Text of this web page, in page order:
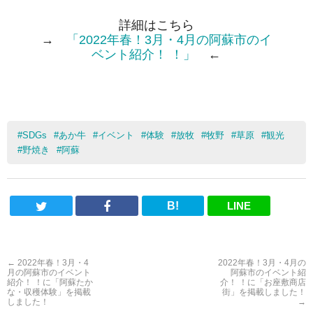
詳細はこちら
→
「2022年春！3月・4月の阿蘇市のイ
ベント紹介！ ！」
←
#SDGs #あか牛 #イベント #体験 #放牧 #牧野 #草原 #観光
#野焼き #阿蘇
B! LINE
← 2022年春！3月・4
月の阿蘇市のイベント
紹介！ ！に「阿蘇たか
な・収穫体験」を掲載
しました！
2022年春！3月・4月の
阿蘇市のイベント紹
介！ ！に「お座敷商店
街」を掲載しました！
→